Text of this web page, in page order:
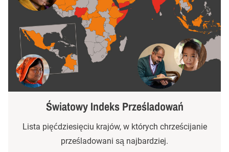
Światowy Indeks Prześladowań
Lista pięćdziesięciu krajów, w których chrześcijanie
prześladowani są najbardziej.